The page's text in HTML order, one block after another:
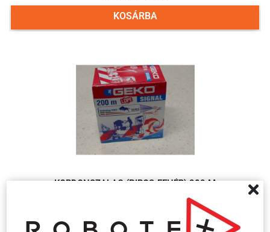
KOSÁRBA
KORDONSZALAG (PIROS-FEHÉR) 200 M
KOSÁRBA